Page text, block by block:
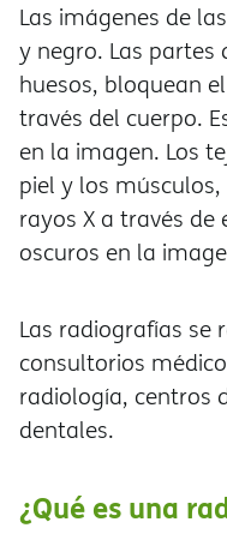
Las imágenes de
y negro. Las partes
huesos, bloquean
través del cuerpo.
en la imagen. Los
piel y los
rayos X a través de
oscuros en la
Las radiografías se
consultorios
radiología, centros
dentales.
¿Qué es una